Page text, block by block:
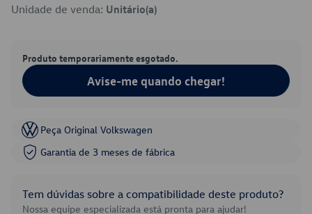
Unidade de venda: Unitário(a)
Produto temporariamente esgotado.
Avise-me quando chegar!
Peça Original Volkswagen
Garantia de 3 meses de fábrica
Tem dúvidas sobre a compatibilidade deste produto?
Nossa equipe especializada está pronta para ajudar!